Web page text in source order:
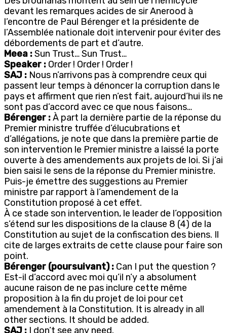
devant les remarques acides de sir Anerood à
l’encontre de Paul Bérenger et la présidente de
l’Assemblée nationale doit intervenir pour éviter des
débordements de part et d’autre.
Meea :Sun Trust… Sun Trust…
Speaker : Order ! Order ! Order !
SAJ : Nous n’arrivons pas à comprendre ceux qui
passent leur temps à dénoncer la corruption dans le
pays et affirment que rien n’est fait, aujourd’hui ils ne
sont pas d’accord avec ce que nous faisons…
Bérenger :À part la dernière partie de la réponse du
Premier ministre truffée d’élucubrations et
d’allégations, je note que dans la première partie de
son intervention le Premier ministre a laissé la porte
ouverte à des amendements aux projets de loi. Si j’ai
bien saisi le sens de la réponse du Premier ministre.
Puis-je émettre des suggestions au Premier
ministre par rapport à l’amendement de la
Constitution proposé à cet effet.
À ce stade son intervention, le leader de l’opposition
s’étend sur les dispositions de la clause 8 (4) de la
Constitution au sujet de la confiscation des biens. Il
cite de larges extraits de cette clause pour faire son
point.
Bérenger (poursuivant) : Can I put the question ?
Est-il d’accord avec moi qu’il n’y a absolument
aucune raison de ne pas inclure cette même
proposition à la fin du projet de loi pour cet
amendement à la Constitution. It is already in all
other sections. It should be added.
SAJ : I don’t see any need.